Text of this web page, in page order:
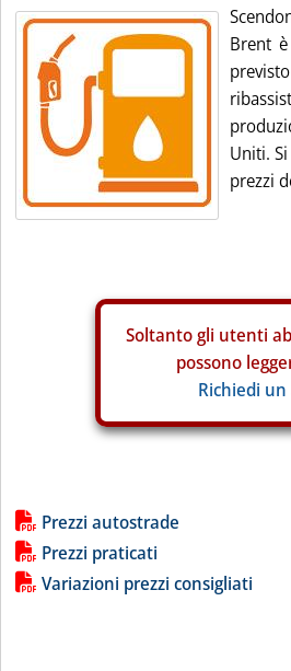
Brent
Uniti.
prezzi
Soltanto gli utenti
possono
Richiedi
Lista allegati PDF alla
Prezzi autostrade
Prezzi praticati
Variazioni prezzi consigliati